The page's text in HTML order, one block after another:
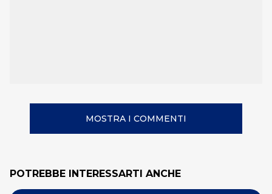
MOSTRA I COMMENTI
POTREBBE INTERESSARTI ANCHE